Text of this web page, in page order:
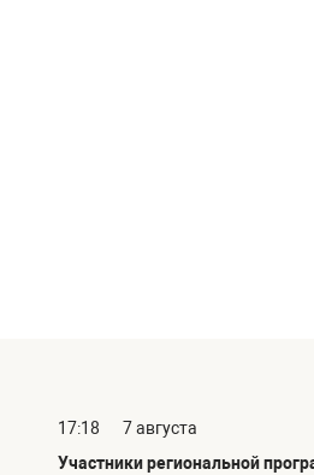
17:18
7 августа
Участники региональной